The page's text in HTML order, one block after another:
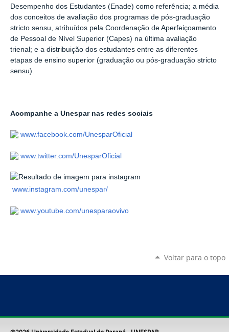
Desempenho dos Estudantes (Enade) como referência; a média
dos conceitos de avaliação dos programas de pós-graduação
stricto sensu, atribuídos pela Coordenação de Aperfeiçoamento
de Pessoal de Nível Superior (Capes) na última avaliação
trienal; e a distribuição dos estudantes entre as diferentes
etapas de ensino superior (graduação ou pós-graduação stricto
sensu).
Acompanhe a Unespar nas redes sociais
www.facebook.com/UnesparOficial
www.twitter.com/UnesparOficial
www.instagram.com/unespar/
www.youtube.com/unesparaovivo
Voltar para o topo